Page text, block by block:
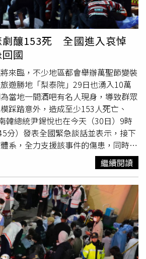
責是政府的無限責任」，同時也承
人士，也不用擔憂，他們將會享有與
。而南韓總統尹錫悅辦公室也表示，
在梨泰院事故發生之前，警察廳的
接獲11通求救電話，但卻遭到警察
生的第一時間，警察廳也沒有坦承疏
悅辦公室表示，這起事件讓尹錫悅總
錫悅的參謀們出現了「很難繼續相信
也傳出尹錫悅要求要嚴厲調查、懲處
職。報導中也指出，梨泰院整起事件
22點左右，其實早在當日晚間6點34
9時10分至10時11分，共計有11位
專線，指稱梨泰院的窄巷缺乏人流管
巷中。但這些電話卻被警方以「現場
打發。
劇釀153死 全國進入哀悼
國
來臨，不少地區都會舉辦萬聖節變裝
遊勝地「梨泰院」29日也湧入10萬
當地一間酒吧有名人現身，導致群眾
踩踏意外，造成至少153人死亡、
韓總統尹錫悅也在今天（30日）9時
分）發表全國緊急談話並表示，接下
系，全力支援該事件的傷患，同時也
防止類似悲劇再度發生。（圖／達志
導，梨泰院在萬聖節這天擠進10萬人
晚10時20分左右於一條通往酒吧的
踩踏事故，透過推特上流出的影片可
煉獄」，大批患者躺在地上，以20幾
亡實在太過慘烈，進行心肺復甦術的
連附近店家的員工和其他倖存者也一
甦術。對此尹錫悅在全國緊急談話中
指出當局將會配置公務人員與每位罹
繼續閱讀